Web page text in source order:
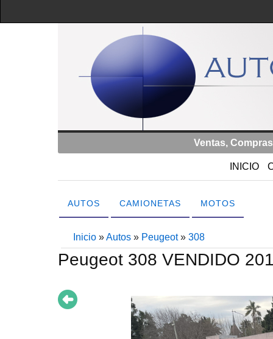
Ventas,
INICIO
AUTOS CAMIONETAS MOTOS
Inicio »Autos » Peugeot» 308
Peugeot 308 VENDIDO